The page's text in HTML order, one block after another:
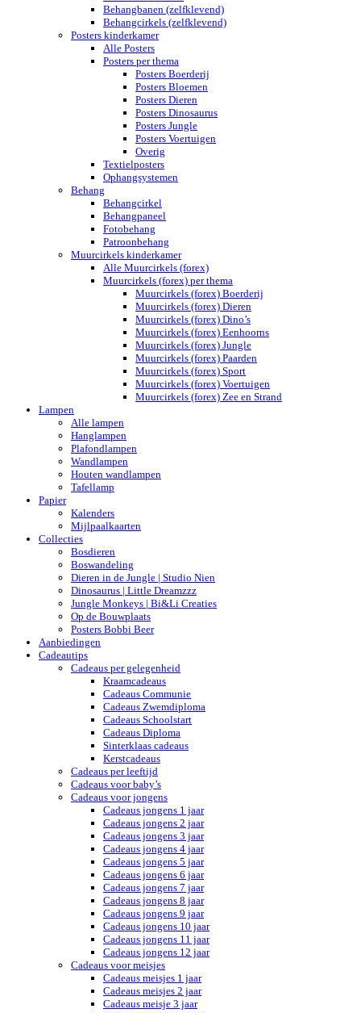
Behangbanen (zelfklevend)
Behangcirkels (zelfklevend)
Posters kinderkamer
Alle Posters
Posters per thema
Posters Boerderij
Posters Bloemen
Posters Dieren
Posters Dinosaurus
Posters Jungle
Posters Voertuigen
Overig
Textielposters
Ophangsystemen
Behang
Behangcirkel
Behangpaneel
Fotobehang
Patroonbehang
Muurcirkels kinderkamer
Alle Muurcirkels (forex)
Muurcirkels (forex) per thema
Muurcirkels (forex) Boerderij
Muurcirkels (forex) Dieren
Muurcirkels (forex) Dino’s
Muurcirkels (forex) Eenhoorns
Muurcirkels (forex) Jungle
Muurcirkels (forex) Paarden
Muurcirkels (forex) Sport
Muurcirkels (forex) Voertuigen
Muurcirkels (forex) Zee en Strand
Lampen
Alle lampen
Hanglampen
Plafondlampen
Wandlampen
Houten wandlampen
Tafellamp
Papier
Kalenders
Mijlpaalkaarten
Collecties
Bosdieren
Boswandeling
Dieren in de Jungle | Studio Nien
Dinosaurus | Little Dreamzzz
Jungle Monkeys | Bi&Li Creaties
Op de Bouwplaats
Posters Bobbi Beer
Aanbiedingen
Cadeautips
Cadeaus per gelegenheid
Kraamcadeaus
Cadeaus Communie
Cadeaus Zwemdiploma
Cadeaus Schoolstart
Cadeaus Diploma
Sinterklaas cadeaus
Kerstcadeaus
Cadeaus per leeftijd
Cadeaus voor baby’s
Cadeaus voor jongens
Cadeaus jongens 1 jaar
Cadeaus jongens 2 jaar
Cadeaus jongens 3 jaar
Cadeaus jongens 4 jaar
Cadeaus jongens 5 jaar
Cadeaus jongens 6 jaar
Cadeaus jongens 7 jaar
Cadeaus jongens 8 jaar
Cadeaus jongens 9 jaar
Cadeaus jongens 10 jaar
Cadeaus jongens 11 jaar
Cadeaus jongens 12 jaar
Cadeaus voor meisjes
Cadeaus meisjes 1 jaar
Cadeaus meisjes 2 jaar
Cadeaus meisje 3 jaar